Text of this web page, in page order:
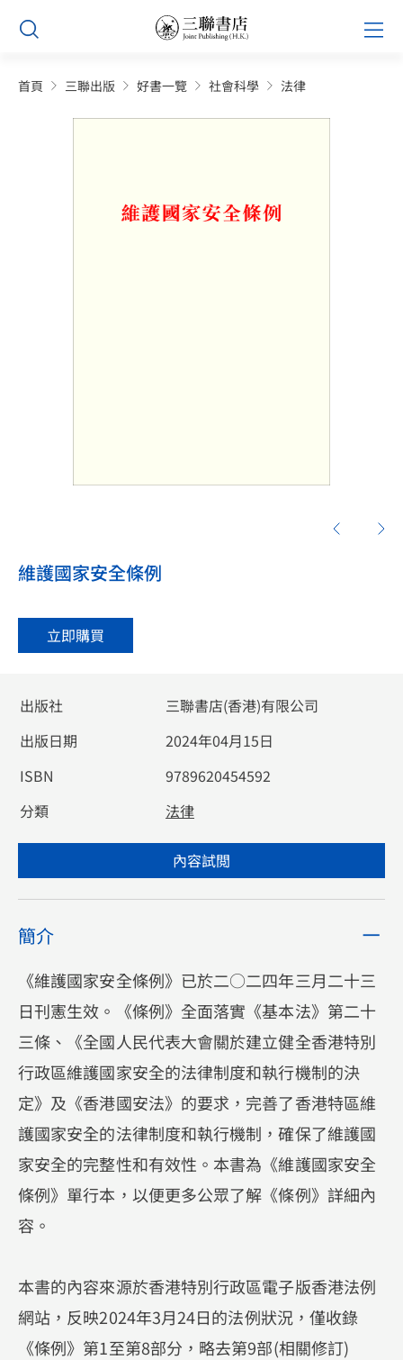
Skip
content
首頁 三聯出版 好書一覽 社會科學 法律
維護國家安全條例
立即購買
出版社
三聯書店(香港)有限公司
出版日期
2024年04月15日
ISBN
9789620454592
分類
法律
內容試閲
簡介
《維護國家安全條例》已於二○二四年三月二十三
日刊憲生效。《條例》全面落實《基本法》第二十
三條、《全國人民代表大會關於建立健全香港特別
行政區維護國家安全的法律制度和執行機制的決
定》及《香港國安法》的要求，完善了香港特區維
護國家安全的法律制度和執行機制，確保了維護國
家安全的完整性和有效性。本書為《維護國家安全
條例》單行本，以便更多公眾了解《條例》詳細內
容。
本書的內容來源於香港特別行政區電子版香港法例
網站，反映2024年3月24日的法例狀況，僅收錄
《條例》第1至第8部分，略去第9部(相關修訂)